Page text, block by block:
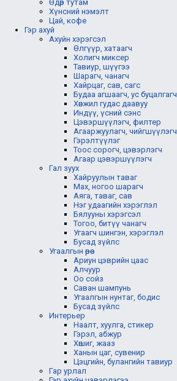
Өдөр тутам
Хүнсний нэмэлт
Цай, кофе
Гэр ахуй
Ахуйн хэрэгсэл
Өлгүүр, хатаагч
Холигч миксер
Тавиур, шүүгээ
Шарагч, чанагч
Хайрцаг, сав, сагс
Будаа агшаагч, ус буцалгагч
Хөнжил гудас даавуу
Индүү, үсний сэнс
Цэвэршүүлэгч, филтер
Агааржуулагч, чийгшүүлэгч
Гэрэлтүүлэг
Тоос сорогч, цэвэрлэгч
Агаар цэвэршүүлэгч
Гал зуух
Хайруулын таваг
Мах, ногоо шарагч
Аяга, таваг, сав
Нэг удаагийн хэрэглэл
Бялууны хэрэгсэл
Тогоо, битүү чанагч
Угаагч шингэн, хэрэглэл
Бусад зүйлс
Угаалгын өрөө
Ариун цэврийн цаас
Алчуур
Оо сойз
Саван шампунь
Угаалгын нунтаг, бодис
Бусад зүйлс
Интерьер
Наалт, хуулга, стикер
Гэрэл, абжур
Хөшиг, жааз
Ханын цаг, сувенир
Цэцгийн, булангийн тавиур
Гар урлал